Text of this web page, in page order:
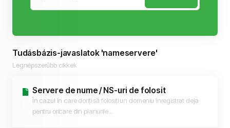
Tudásbázis-javaslatok 'nameservere'
Legnépszerűbb cikkek
Servere de nume / NS-uri de folosit
În cazul în care doriți să folosiți un domeniu înregistrat deja
pentru oricare din planurile...